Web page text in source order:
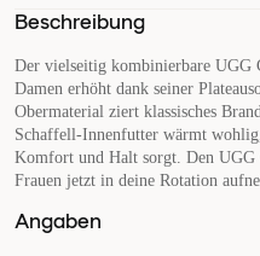
Beschreibung
Der vielseitig kombinierbare
Damen erhöht dank seiner
Obermaterial ziert klassisches
Schaffell-Innenfutter wärmt
Komfort und Halt sorgt. Den
Frauen jetzt in deine Rotation
Angaben